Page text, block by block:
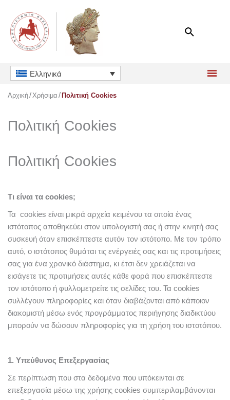
περιεχόμενο
Ελληνικά
Αρχική Χρήσιμα Πολιτική Cookies
Πολιτική Cookies
Πολιτική Cookies
Τι είναι τα cookies;
Τα cookies είναι μικρά αρχεία κειμένου τα οποία ένας
ιστότοπος αποθηκεύει στον υπολογιστή σας ή στην κινητή σας
συσκευή όταν επισκέπτεστε αυτόν τον ιστότοπο. Με τον τρόπο
αυτό, ο ιστότοπος θυμάται τις ενέργειές σας και τις προτιμήσεις
σας για ένα χρονικό διάστημα, κι έτσι δεν χρειάζεται να
εισάγετε τις προτιμήσεις αυτές κάθε φορά που επισκέπτεστε
τον ιστότοπο ή φυλλομετρείτε τις σελίδες του. Τα cookies
συλλέγουν πληροφορίες και όταν διαβάζονται από κάποιον
διακομιστή μέσω ενός προγράμματος περιήγησης διαδικτύου
μπορούν να δώσουν πληροφορίες για τη χρήση του ιστοτόπου.
1. Υπεύθυνος Επεξεργασίας
Σε περίπτωση που στα δεδομένα που υπόκεινται σε
επεξεργασία μέσω της χρήσης cookies συμπεριλαμβάνονται